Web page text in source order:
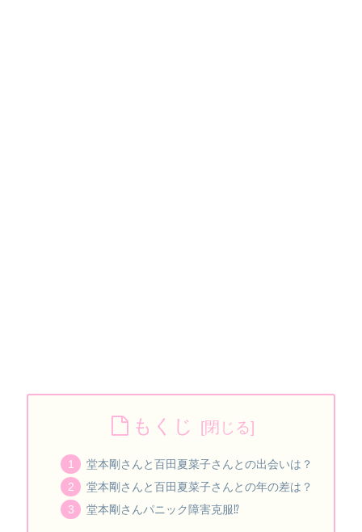
もくじ
堂本剛さんと百田夏菜子さんとの出会いは？
堂本剛さんと百田夏菜子さんとの年の差は？
堂本剛さんパニック障害克服⁉